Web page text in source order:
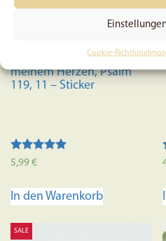
Cookie-Richtlinie
5x Ich behalte dein Wort in
meinem Herzen, Psalm
119, 11 – Sticker
Bewertet mit
5.00
5,99€
In den Warenkorb
SALE